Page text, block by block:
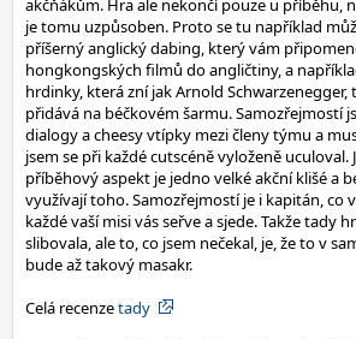
akčňákům. Hra ale nekončí pouze u příběhu,
je tomu uzpůsoben. Proto se tu například
příšerný anglický dabing, který vám
hongkongských filmů do angličtiny, a
hrdinky, která zní jak Arnold
přidává na béčkovém šarmu. Samozřejmostí
dialogy a cheesy vtípky mezi členy týmu a
jsem se při každé cutscéně vyloženě uculoval.
příběhový aspekt je jedno velké akční klišé a
využívají toho. Samozřejmostí je i kapitán, co
každé vaší misi vás seřve a sjede. Takže tady
slibovala, ale to, co jsem nečekal, je, že to v
bude až takový masakr.
Celá recenzetady